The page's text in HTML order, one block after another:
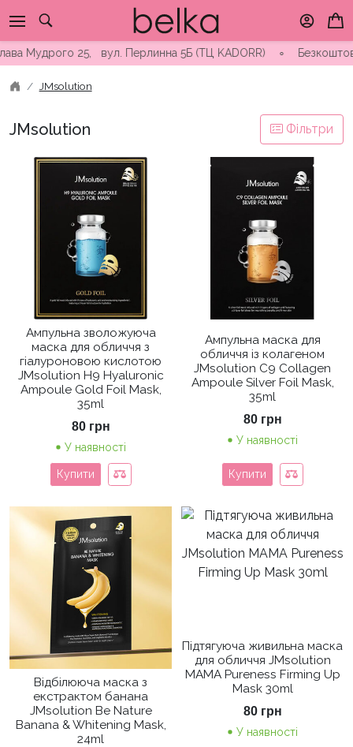
to
content
25, вул. Перлинна 5Б (ТЦ KADORR) ∘ Безкоштовна
JMsolution
JMsolution Фільтри
Ампульна зволожуюча
маска для обличчя з
гіалуроновою кислотою
JMsolution H9 Hyaluronic
Ampoule Gold Foil Mask,
35ml
80 грн
У наявності
Купити
Ампульна маска для
обличчя із колагеном
JMsolution C9 Collagen
Ampoule Silver Foil Mask,
35ml
80 грн
У наявності
Купити
Відбілююча маска з
екстрактом банана
JMsolution Be Nature
Banana & Whitening Mask,
24ml
Підтягуюча живильна маска
для обличчя JMsolution
MAMA Pureness Firming Up
Mask 30ml
80 грн
У наявності